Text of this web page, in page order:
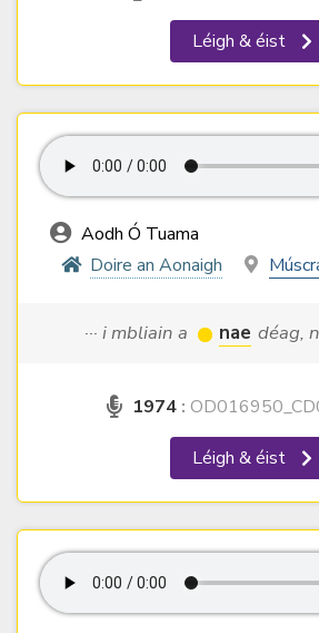
Léigh & éist
Aodh Ó Tuama
Doire an Aonaigh
··· i mbliain a nae déag,
1974 :
Léigh & éist